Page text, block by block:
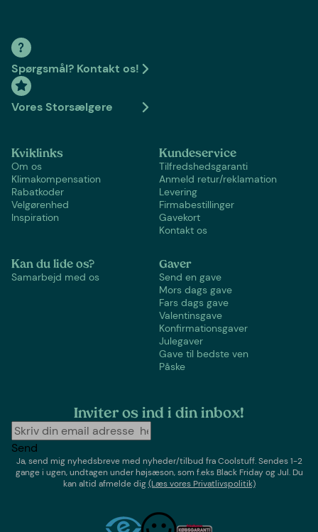
Spørgsmål? Kontakt os!
Vores Storsælgere
Kviklinks
Om os
Klimakompensation
Rabatkoder
Velgørenhed
Inspiration
Kundeservice
Tilfredshedsgaranti
Anmeld retur/reklamation
Levering
Firmabestillinger
Gavekort
Kontakt os
Kan du lide os?
Samarbejd med os
Gaver
Send en gave
Mors dags gave
Fars dags gave
Valentinsgave
Konfirmationsgaver
Julegaver
Gave til bedste ven
Påske
Inviter os ind i din inbox!
Send
Ja, send mig nyhedsbreve med nyheder/tilbud fraCoolstuff. Sendes 1-2
gange i ugen,undtagen under højsæson, som f.eks Black Friday og Jul. Du
kan altid afmelde dig(Læs vores Privatlivspolitik)